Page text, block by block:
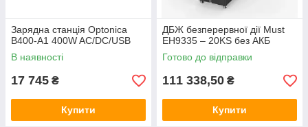
Зарядна станція Optonica
B400-A1 400W AC/DC/USB
В наявності
17 745 ₴
Купити
ДБЖ безперервної дії Must
EH9335 – 20KS без АКБ
Готово до відправки
111 338,50 ₴
Купити